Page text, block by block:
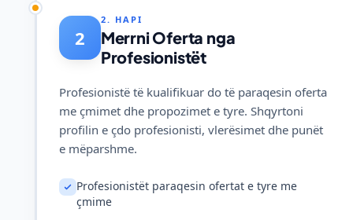
2
2. HAPI
Merrni Oferta nga
Profesionistët
Profesionistë të kualifikuar do të paraqesin oferta
me çmimet dhe propozimet e tyre. Shqyrtoni
profilin e çdo profesionisti, vlerësimet dhe punët
e mëparshme.
Profesionistët paraqesin ofertat e tyre me
çmime